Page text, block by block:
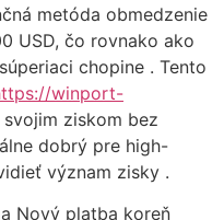
metóda obmedzenie
USD, čo rovnako ako
chopine . Tento
winport-
ziskom bez
dobrý pre high-
význam zisky .
Nový platba koreň